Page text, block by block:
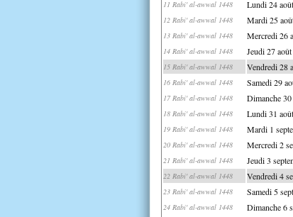
11 Rabi' al-awwal 1448 Lundi 24 août
12 Rabi' al-awwal 1448 Mardi 25
13 Rabi' al-awwal 1448 Mercredi 26
14 Rabi' al-awwal 1448 Jeudi 27 août
15 Rabi' al-awwal 1448 Vendredi 28
16 Rabi' al-awwal 1448 Samedi 29
17 Rabi' al-awwal 1448 Dimanche
18 Rabi' al-awwal 1448 Lundi 31 août
19 Rabi' al-awwal 1448 Mardi 1
20 Rabi' al-awwal 1448 Mercredi 2
21 Rabi' al-awwal 1448 Jeudi 3
22 Rabi' al-awwal 1448 Vendredi 4
23 Rabi' al-awwal 1448 Samedi 5
24 Rabi' al-awwal 1448 Dimanche 6